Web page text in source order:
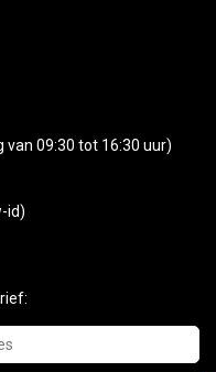
09:30 tot 16:30 uur)
id)